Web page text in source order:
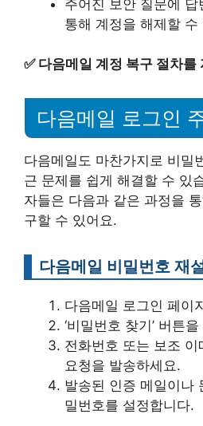
주어진 보안 질문에
통해 계정을 해제할 수
✅ 다음메일 계정 복구 절차를
다음메일 로그인
다음메일도 마찬가지로 비밀
근 문제를 쉽게 해결할 수 있
자들은 다음과 같은 과정을
구할 수 있어요.
다음메일 비밀번호 재
다음메일 로그인 페이
‘비밀번호 찾기’ 버튼
전화번호 또는 보조
요청을 발송하세요.
발송된 인증 메일이나
밀번호를 설정합니다.